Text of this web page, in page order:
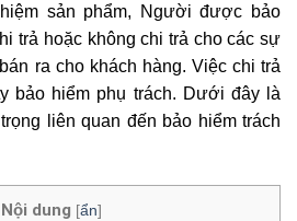
sản phẩm, Người được bảo
trả hoặc không chi trả cho các sự
ra cho khách hàng. Việc chi trả
bảo hiểm phụ trách. Dưới đây là
liên quan đến bảo hiểm trách
Nội dung [ẩn]